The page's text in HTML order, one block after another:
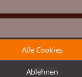
Alle Cookies
Ablehnen